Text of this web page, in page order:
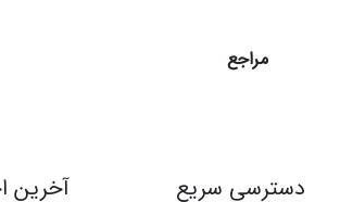
مراجع
دسترسی سریع آخرین